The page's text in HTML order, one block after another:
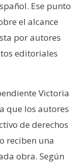
Ese punto
el alcance
por autores
editoriales
Victoria
que los autores
de derechos
reciben una
obra. Según